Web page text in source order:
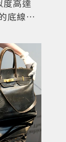
高達
底線在